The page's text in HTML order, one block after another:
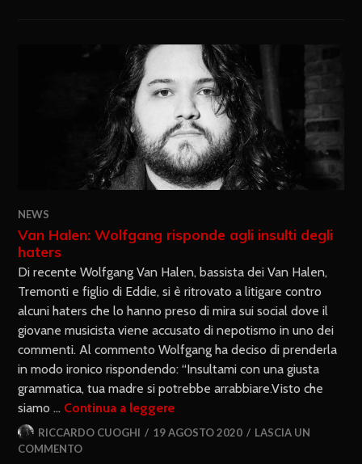
NEWS
Van Halen: Wolfgang risponde agli insulti degli
haters
Di recente Wolfgang Van Halen, bassista dei Van Halen,
Tremonti e figlio di Eddie, si è ritrovato a litigare contro
alcuni haters che lo hanno preso di mira sui social dove il
giovane musicista viene accusato di nepotismo in uno dei
commenti. Al commento Wolfgang ha deciso di prenderla
in modo ironico rispondendo: “Insultami con una giusta
grammatica, tua madre si potrebbe arrabbiare.Visto che
siamo … Continua a leggere
RICCARDO CUOGHI 19 AGOSTO 2020
LASCIA UN
COMMENTO